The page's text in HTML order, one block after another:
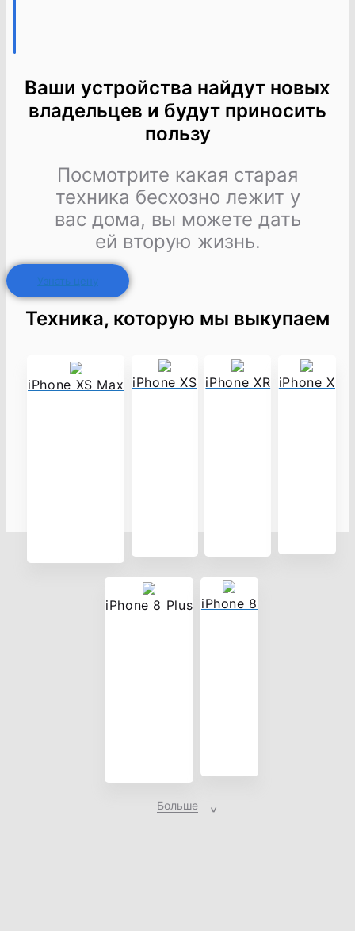
Ваши устройства найдут новых
владельцев и будут приносить
пользу
Посмотрите какая старая
техника бесхозно лежит у
вас дома, вы можете дать
ей вторую жизнь.
Узнать цену
Техника, которую мы выкупаем
iPhone XS Max iPhone XS iPhone XR iPhone X
iPhone 8 Plus iPhone 8
Больше